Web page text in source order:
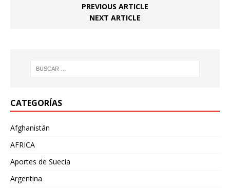
PREVIOUS ARTICLE
NEXT ARTICLE
CATEGORÍAS
Afghanistán
AFRICA
Aportes de Suecia
Argentina